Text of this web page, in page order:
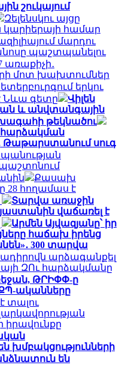
շուկայում
Զելենսկու այցը
կարիերայի համար
մարդու
պաշտպանելու
առաքիչի․
մոտ խախտումներ
երկու
Նևա գետը
Վիլեն
և անվտանգային
թեկնածու
հարձակման
Թաթարստանում սուգ
Քասախ
28 հողամաս է
Տարվա առաջին
վաճառել է
Արմեն Այվազյանը՝ իր
հաճախ իրենց
300 տարվա
արձագանքել
ԶՈւ հարձակմանը
ԹՐԻՓՓ-ը
ՔՊ-ականները
տալու
խմբակցությունների
են